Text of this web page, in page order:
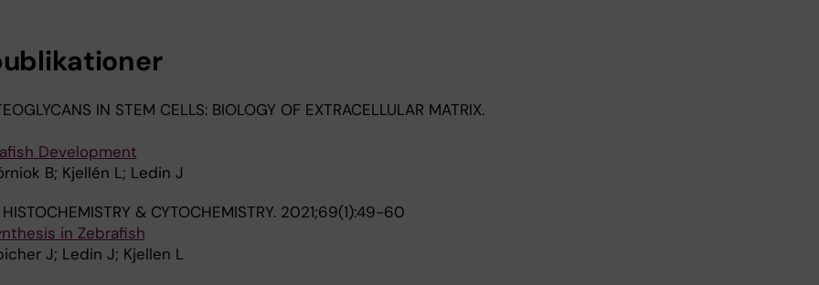
IN STEM CELLS: BIOLOGY OF EXTRACELLULAR MATRIX.
Development
B; Kjellén L; Ledin J
& CYTOCHEMISTRY. 2021;69(1):49-60
in Zebrafish
J; Ledin J; Kjellen L